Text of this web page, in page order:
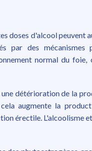
doses d'alcool peuvent
par des mécanismes
normal du foie,
détérioration de la
augmente la
érectile. L'alcoolisme